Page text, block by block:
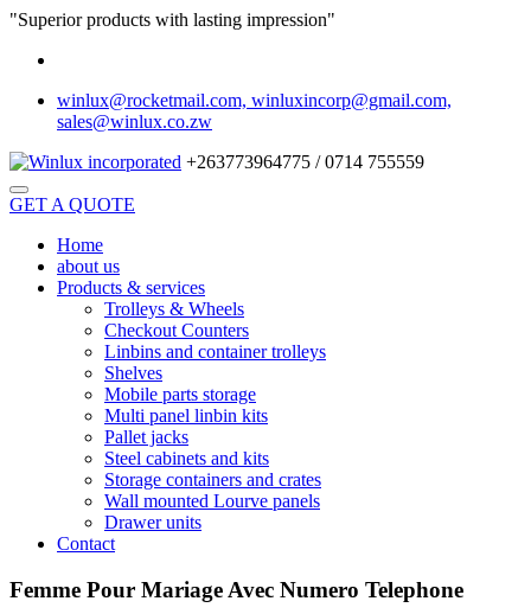
"Superior products with lasting impression"
winlux@rocketmail.com, winluxincorp@gmail.com,
sales@winlux.co.zw
+263773964775 / 0714 755559
GET A QUOTE
Home
about us
Products & services
Trolleys & Wheels
Checkout Counters
Linbins and container trolleys
Shelves
Mobile parts storage
Multi panel linbin kits
Pallet jacks
Steel cabinets and kits
Storage containers and crates
Wall mounted Lourve panels
Drawer units
Contact
Femme Pour Mariage Avec Numero Telephone